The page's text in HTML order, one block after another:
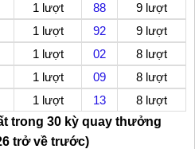
1 lượt 88
9 lượt
1 lượt 92
9 lượt
1 lượt 02
8 lượt
1 lượt 09
8 lượt
1 lượt 13
8 lượt
trong 30 kỳ quay thưởng
trở về trước)